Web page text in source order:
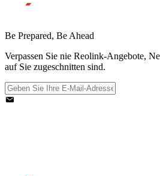
Be Prepared, Be Ahead
Verpassen Sie nie Reolink-Angebote,
auf Sie zugeschnitten sind.